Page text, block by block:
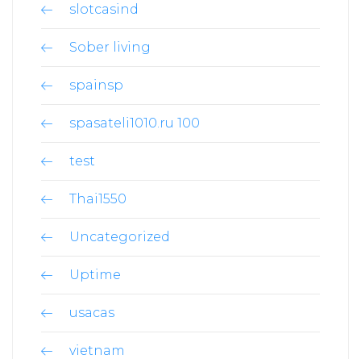
slotcasind
Sober living
spainsp
spasateli1010.ru 100
test
Thai1550
Uncategorized
Uptime
usacas
vietnam